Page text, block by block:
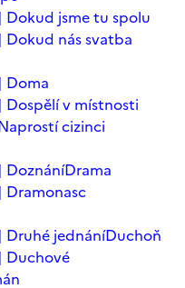
Dokud jsme tu spolu
Dokud nás svatba
Doma
Dospělí v místnosti
cizinci
DoznáníDrama
Dramonasc
Druhé jednáníDuchoň
Duchové